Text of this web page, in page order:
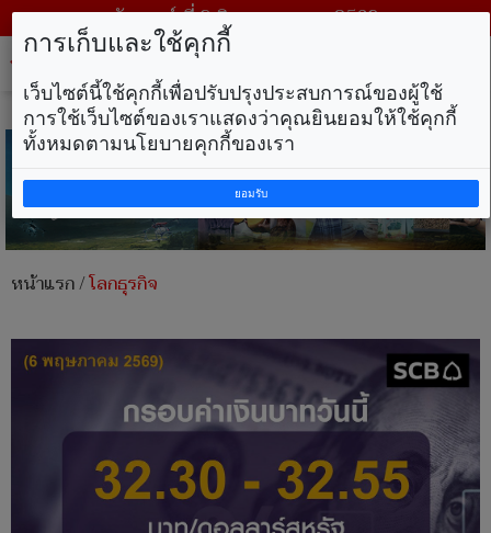
วันเสาร์ ที่ 8 สิงหาคม พ.ศ. 2569
หน้าแรก/โลกธุรกิจ
การเก็บและใช้คุกกี้
เว็บไซต์นี้ใช้คุกกี้เพื่อปรับปรุงประสบการณ์ของผู้ใช้
การใช้เว็บไซต์ของเราแสดงว่าคุณยินยอมให้ใช้คุกกี้
ทั้งหมดตามนโยบายคุกกี้ของเรา
ยอมรับ